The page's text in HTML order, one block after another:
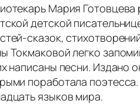
Мария Готовцева
детской
сказок,
Токмаковой легко
написаны песни. Издано
поработала
языков мира.